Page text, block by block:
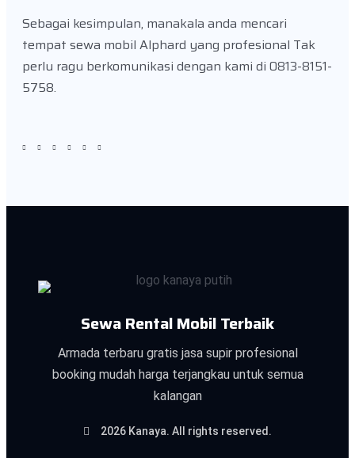
Sebagai kesimpulan, manakala anda mencari
tempat sewa mobil Alphard yang profesional Tak
perlu ragu berkomunikasi dengan kami di 0813-8151-
5758.
Sewa Rental Mobil Terbaik
Armada terbaru gratis jasa supir profesional
booking mudah harga terjangkau untuk semua
kalangan
2026 Kanaya. All rights reserved.